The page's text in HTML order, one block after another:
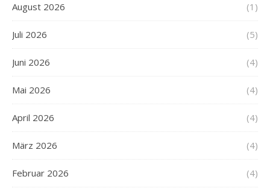
August 2026 (1)
Juli 2026 (5)
Juni 2026 (4)
Mai 2026 (4)
April 2026 (4)
März 2026 (4)
Februar 2026 (4)